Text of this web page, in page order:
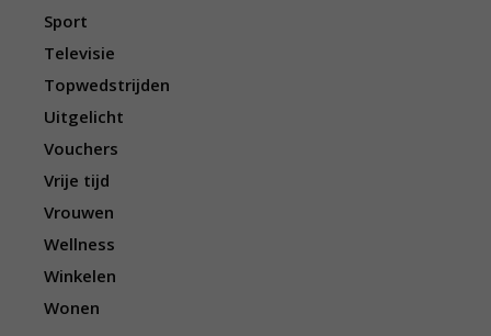
Sport
Televisie
Topwedstrijden
Uitgelicht
Vouchers
Vrije tijd
Vrouwen
Wellness
Winkelen
Wonen